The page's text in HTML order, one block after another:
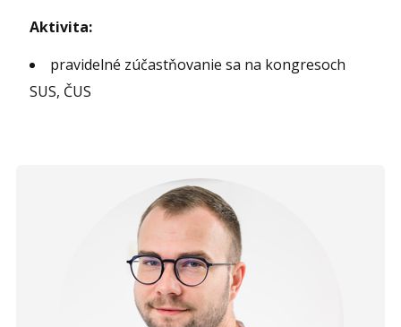
Aktivita:
pravidelné zúčastňovanie sa na kongresoch
SUS, ČUS